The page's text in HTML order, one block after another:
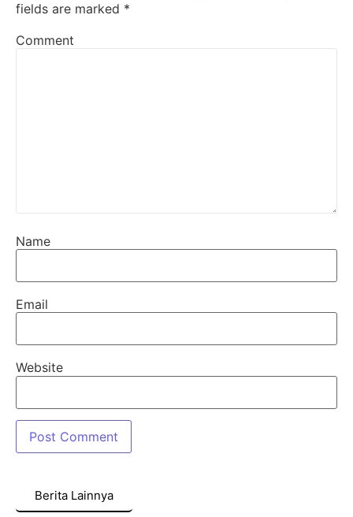
fields are marked *
Comment
Name
Email
Website
Berita Lainnya